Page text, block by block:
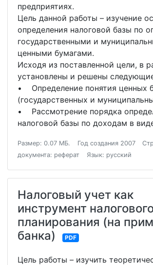
предприятиях.
Цель данной работы – изучение
определения налоговой базы по
государственными и
ценными бумагами.
Исходя из поставленной цели, в
установлены и решены
• Определение понятия ценных
(государственных и
• Рассмотрение порядка
налоговой базы по доходам в
Размер: 0.07 МБ. Год создания 2007
документа: реферат
Язык: русский
Налоговый учет как
инструмент
планирования (на
банка)
PDF
Цель работы – изучить